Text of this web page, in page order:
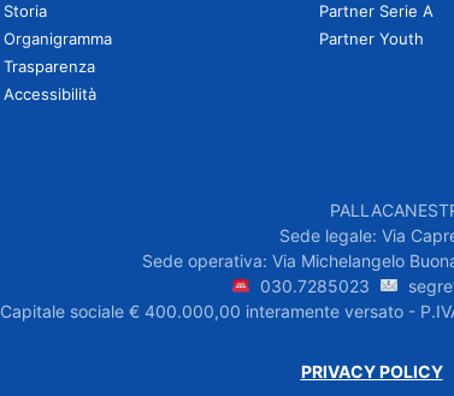
Storia
Organigramma
Trasparenza
Accessibilità
Partner Serie A
Partner Youth
Sede legale: Via
Sede operativa: Via Michelangelo
030.7285023
Capitale sociale € 400.000,00 interamente versato -
PRIVACY POLICY